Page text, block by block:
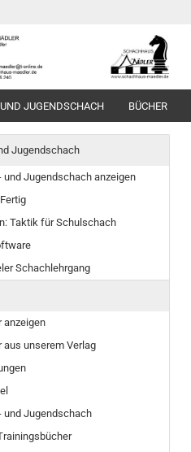
JUGENDSCHACH BÜCHER
Jugendschach
und Jugendschach anzeigen
Taktik für Schulschach
Schachlehrgang
anzeigen
aus unserem Verlag
und Jugendschach